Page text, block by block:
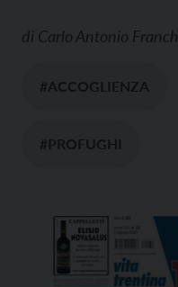
di Carlo Antonio Franch
#ACCOGLIENZA
#PROFUGHI